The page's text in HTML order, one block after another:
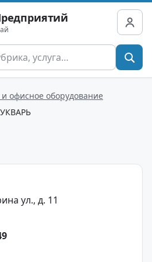
и офисное оборудование
ул., д. 11